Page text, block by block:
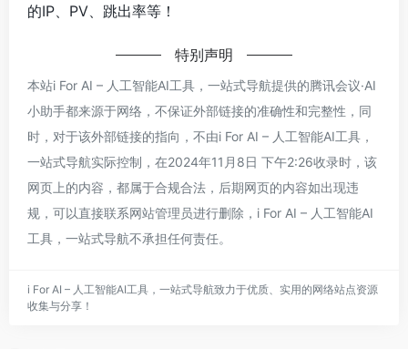
的IP、PV、跳出率等！
特别声明
本站i For AI – 人工智能AI工具，一站式导航提供的腾讯会议·AI
小助手都来源于网络，不保证外部链接的准确性和完整性，同
时，对于该外部链接的指向，不由i For AI – 人工智能AI工具，
一站式导航实际控制，在2024年11月8日 下午2:26收录时，该
网页上的内容，都属于合规合法，后期网页的内容如出现违
规，可以直接联系网站管理员进行删除，i For AI – 人工智能AI
工具，一站式导航不承担任何责任。
i For AI – 人工智能AI工具，一站式导航致力于优质、实用的网络站点资源
收集与分享！